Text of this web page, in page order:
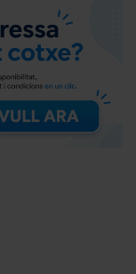
& Android
de